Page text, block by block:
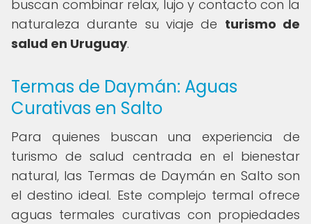
buscan combinar relax, lujo y contacto con la
naturaleza durante su viaje de turismo de
salud en Uruguay.
Termas de Daymán: Aguas
Curativas en Salto
Para quienes buscan una experiencia de
turismo de salud centrada en el bienestar
natural, las Termas de Daymán en Salto son
el destino ideal. Este complejo termal ofrece
aguas termales curativas con propiedades